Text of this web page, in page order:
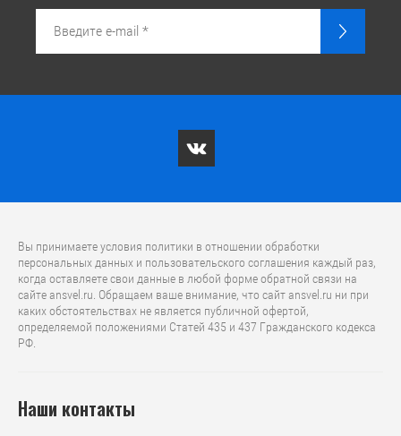
Вы принимаете условия политики в отношении обработки
персональных данных и пользовательского соглашения каждый раз,
когда оставляете свои данные в любой форме обратной связи на
сайте ansvel.ru. Обращаем ваше внимание, что caйт ansvel.ru ни при
каких обстоятельствах не является публичной офертой,
определяемой положениями Статей 435 и 437 Гражданского кодекса
РФ.
Наши контакты